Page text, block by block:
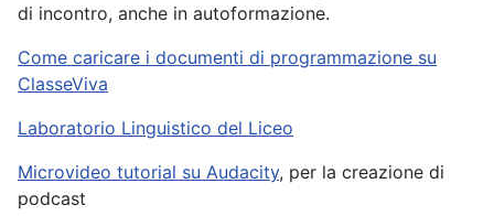
di incontro, anche in autoformazione.
Come caricare i documenti di programmazione su
ClasseViva
Laboratorio Linguistico del Liceo
Microvideo tutorial su Audacity, per la creazione di
podcast